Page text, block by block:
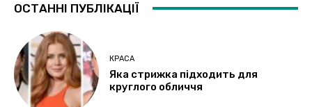
ОСТАННІ ПУБЛІКАЦІЇ
КРАСА
Яка стрижка підходить для
круглого обличчя